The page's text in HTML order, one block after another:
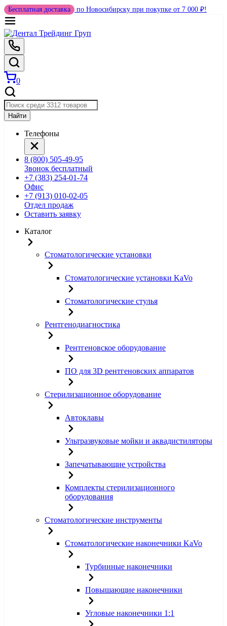
Бесплатная доставка по Новосибирску при покупке от 7 000 ₽!
0
Найти
Телефоны
8 (800) 505-49-95
Звонок бесплатный
+7 (383) 254-01-74
Офис
+7 (913) 010-02-05
Отдел продаж
Оставить заявку
Каталог
Стоматологические установки
Стоматологические установки KaVo
Стоматологические стулья
Рентгенодиагностика
Рентгеновское оборудование
ПО для 3D рентгеновских аппаратов
Стерилизационное оборудование
Автоклавы
Ультразвуковые мойки и аквадистиляторы
Запечатывающие устройства
Комплекты стерилизационного
оборудования
Стоматологические инструменты
Стоматологические наконечники KaVo
Турбинные наконечники
Повышающие наконечники
Угловые наконечники 1:1